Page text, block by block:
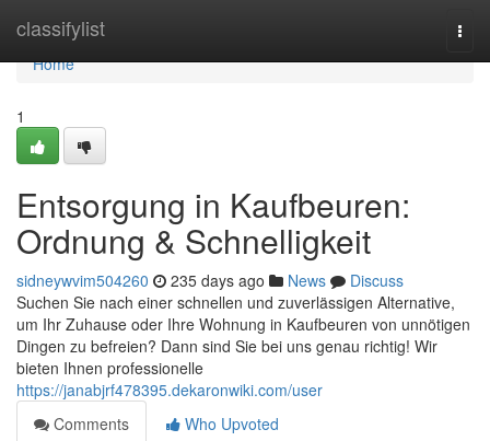
classifylist
Home
Home
1
Entsorgung in Kaufbeuren:
Ordnung & Schnelligkeit
sidneywvim504260 235 days ago News
Discuss
Suchen Sie nach einer schnellen und zuverlässigen Alternative,
um Ihr Zuhause oder Ihre Wohnung in Kaufbeuren von unnötigen
Dingen zu befreien? Dann sind Sie bei uns genau richtig! Wir
bieten Ihnen professionelle
https://janabjrf478395.dekaronwiki.com/user
Comments
Who Upvoted